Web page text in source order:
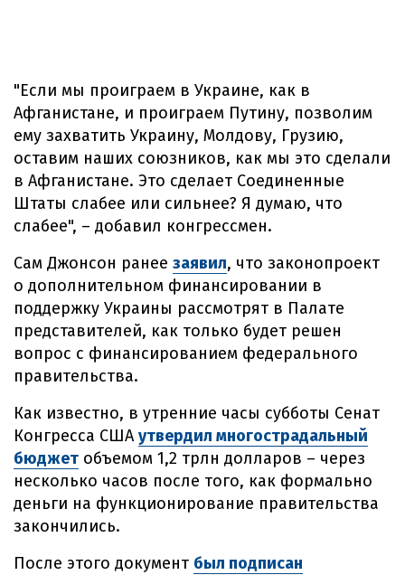
"Если мы проиграем в Украине, как в
Афганистане, и проиграем Путину, позволим
ему захватить Украину, Молдову, Грузию,
оставим наших союзников, как мы это сделали
в Афганистане. Это сделает Соединенные
Штаты слабее или сильнее? Я думаю, что
слабее", – добавил конгрессмен.
Сам Джонсон ранее заявил, что законопроект
о дополнительном финансировании в
поддержку Украины рассмотрят в Палате
представителей, как только будет решен
вопрос с финансированием федерального
правительства.
Как известно, в утренние часы субботы Сенат
Конгресса США утвердил многострадальный
бюджет объемом 1,2 трлн долларов – через
несколько часов после того, как формально
деньги на функционирование правительства
закончились.
После этого документ был подписан